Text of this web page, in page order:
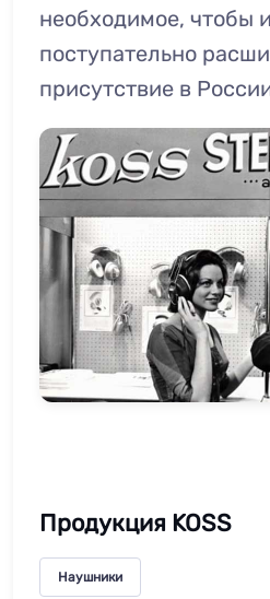
необходимое, чтобы
поступательно
присутствие в
Продукция KOSS
Наушники